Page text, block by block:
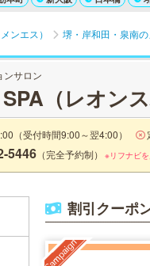
ンエス） 堺・岸和田・泉南
ンサロン
（レオンス
（受付時間9:00～翌4:00）
5446 （完全予約制） ※リフナビ
割引クーポ